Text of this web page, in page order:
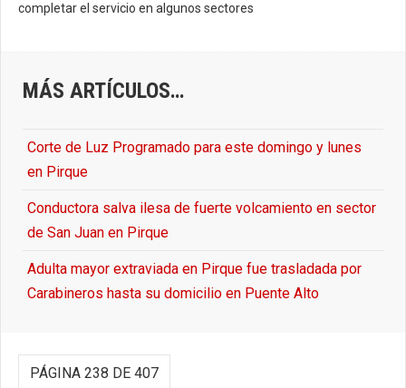
completar el servicio en algunos sectores
MÁS ARTÍCULOS…
Corte de Luz Programado para este domingo y lunes
en Pirque
Conductora salva ilesa de fuerte volcamiento en sector
de San Juan en Pirque
Adulta mayor extraviada en Pirque fue trasladada por
Carabineros hasta su domicilio en Puente Alto
PÁGINA 238 DE 407